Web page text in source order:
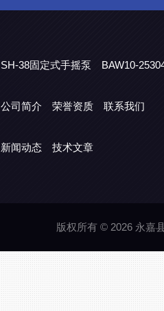
SH-38固定式手摇泵
BAW10-
公司简介 荣誉资质 联系我们
新闻动态 技术文章
版权所有 © 2026 永嘉